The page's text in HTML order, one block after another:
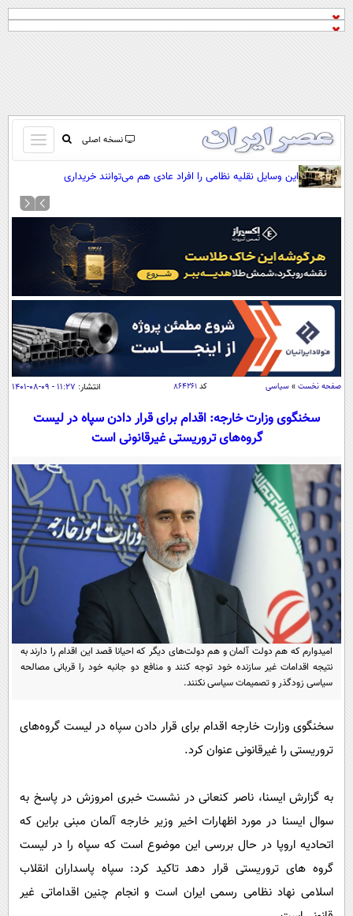
نسخه اصلی
باز
و
کردن
صفحه اول
آرشیو
نظرسنجی
آب و هوا
اوقات شرعی
سواد زندگی
اقتصاد
اقتصادی
خودرو
جامعه
اجتماعی
حوادث
سلامت
یک برش دانایی
محیط زیست
سفر و تفریح
ورزشی
بین الملل
سیاست خارجی
فرهنگ و هنر
علم و دانش
فناوری و It
علمی
اخبار کریپتو
قرآن
گوناگون
سرگرمی
باشگاه مغز
مجله تصویری سلاح
فیلم
اقتصاد
ورزش
سیاست
حوادث
محیط زیست
سلامت
فرهنگی
عصر ایران 2
خواندنی ها و دیدنی ها
داستان کوتاه
دانلود
آموزش زبان
این وسایل نقلیه نظامی را افراد عادی هم می‌توانند خریداری
صفحه نخست » سیاسی کد ۸۶۴۲۶۱ انتشار: ۱۱:۲۷ - ۰۹-۰۸-۱۴۰۱
سخنگوی وزارت خارجه: اقدام برای قرار دادن سپاه در لیست
گروه‌های تروریستی غیرقانونی است
امیدوارم که هم دولت آلمان و هم دولت‌های دیگر که احیانا قصد این اقدام را دارند به
نتیجه اقدامات غیر سازنده خود توجه کنند و منافع دو جانبه خود را قربانی مصالحه
سیاسی زودگذر و تصمیمات سیاسی نکنند.
سخنگوی وزارت خارجه اقدام برای قرار دادن سپاه در لیست گروه‌های
تروریستی را غیرقانونی عنوان کرد.
به گزارش ایسنا، ناصر کنعانی در نشست خبری امروزش در پاسخ به
سوال ایسنا در مورد اظهارات اخیر وزیر خارجه آلمان مبنی براین که
اتحادیه اروپا در حال بررسی این موضوع است که سپاه را در لیست
گروه های تروریستی قرار دهد تاکید کرد: سپاه پاسداران انقلاب
اسلامی نهاد نظامی رسمی ایران است و انجام چنین اقداماتی غیر